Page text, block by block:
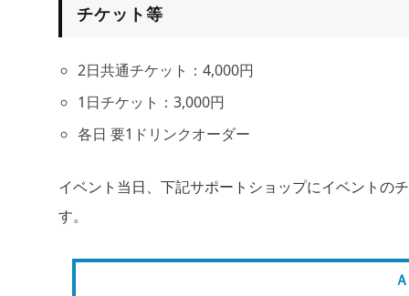
チケット等
2日共通チケット：4,000円
1日チケット：3,000円
各日 要1ドリンクオーダー
イベント当日、下記サポートショップにイベントの
す。
Ａ